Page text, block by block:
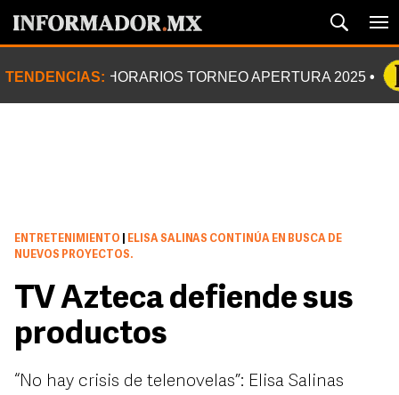
TENDENCIAS: HORARIOS TORNEO APERTURA 2025
ENTRETENIMIENTO
ELISA SALINAS CONTINÚA EN BUSCA DE
NUEVOS PROYECTOS.
TV Azteca defiende sus
productos
“No hay crisis de telenovelas”: Elisa Salinas